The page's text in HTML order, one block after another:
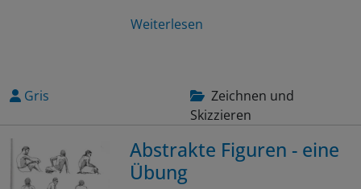
Weiterlesen
Gris
Zeichnen und
Skizzieren
Abstrakte Figuren - eine
Übung